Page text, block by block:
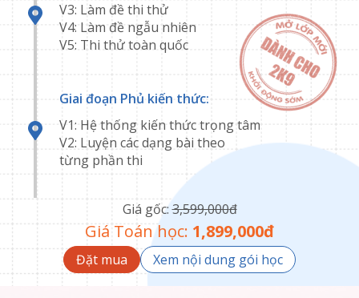
V3: Làm đề thi thử
V4: Làm đề ngẫu nhiên
V5: Thi thử toàn quốc
Giai đoạn Phủ kiến thức:
V1: Hệ thống kiến thức trọng tâm
V2: Luyện các dạng bài theo
từng phần thi
Giá gốc:3,599,000đ
Giá Toán học: 1,899,000đ
Đặt mua Xem nội dung gói học